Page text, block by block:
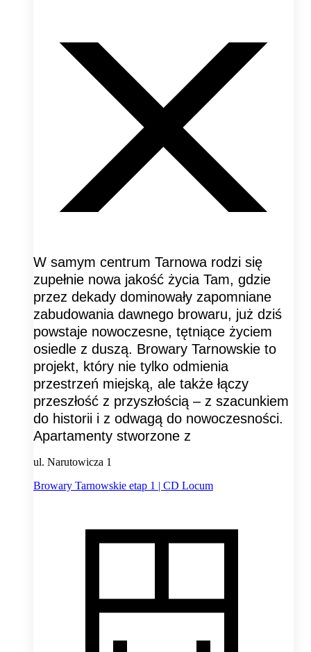
W samym centrum Tarnowa rodzi się
zupełnie nowa jakość życia Tam, gdzie
przez dekady dominowały zapomniane
zabudowania dawnego browaru, już dziś
powstaje nowoczesne, tętniące życiem
osiedle z duszą. Browary Tarnowskie to
projekt, który nie tylko odmienia
przestrzeń miejską, ale także łączy
przeszłość z przyszłością – z szacunkiem
do historii i z odwagą do nowoczesności.
Apartamenty stworzone z
ul. Narutowicza 1
Browary Tarnowskie etap 1 | CD Locum